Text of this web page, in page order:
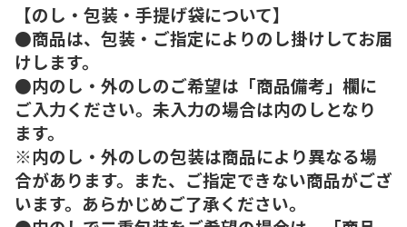
【のし・包装・手提げ袋について】
●商品は、包装・ご指定によりのし掛けしてお届
けします。
●内のし・外のしのご希望は「商品備考」欄に
ご入力ください。未入力の場合は内のしとなり
ます。
※内のし・外のしの包装は商品により異なる場
合があります。また、ご指定できない商品がござ
います。あらかじめご了承ください。